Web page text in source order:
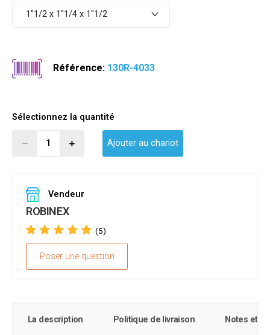
1"1/2 x 1"1/4 x 1"1/2
Référence: 130R-4033
Sélectionnez la quantité
Ajouter au chariot
Vendeur
ROBINEX
(5)
Poser une question
La description Politique de livraison Notes et